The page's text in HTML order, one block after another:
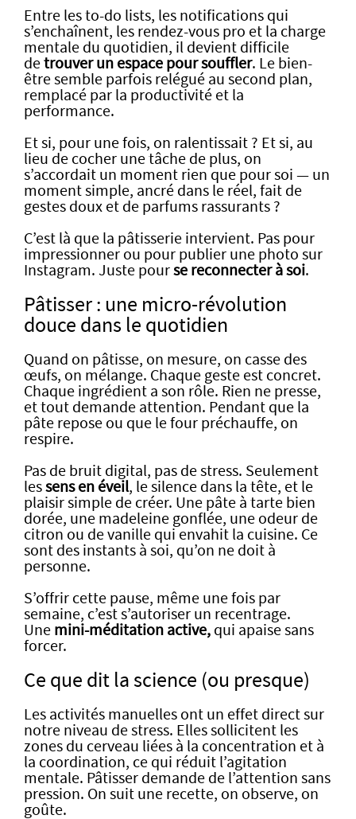
Entre les to-do lists, les notifications qui
s’enchaînent, les rendez-vous pro et la charge
mentale du quotidien, il devient difficile
de trouver un espace pour souffler. Le bien-
être semble parfois relégué au second plan,
remplacé par la productivité et la
performance.
Et si, pour une fois, on ralentissait ? Et si, au
lieu de cocher une tâche de plus, on
s’accordait un moment rien que pour soi — un
moment simple, ancré dans le réel, fait de
gestes doux et de parfums rassurants ?
C’est là que la pâtisserie intervient. Pas pour
impressionner ou pour publier une photo sur
Instagram. Juste pour se reconnecter à soi.
Pâtisser : une micro-révolution
douce dans le quotidien
Quand on pâtisse, on mesure, on casse des
œufs, on mélange. Chaque geste est concret.
Chaque ingrédient a son rôle. Rien ne presse,
et tout demande attention. Pendant que la
pâte repose ou que le four préchauffe, on
respire.
Pas de bruit digital, pas de stress. Seulement
les sens en éveil, le silence dans la tête, et le
plaisir simple de créer. Une pâte à tarte bien
dorée, une madeleine gonflée, une odeur de
citron ou de vanille qui envahit la cuisine. Ce
sont des instants à soi, qu’on ne doit à
personne.
S’offrir cette pause, même une fois par
semaine, c’est s’autoriser un recentrage.
Une mini-méditation active, qui apaise sans
forcer.
Ce que dit la science (ou presque)
Les activités manuelles ont un effet direct sur
notre niveau de stress. Elles sollicitent les
zones du cerveau liées à la concentration et à
la coordination, ce qui réduit l’agitation
mentale. Pâtisser demande de l’attention sans
pression. On suit une recette, on observe, on
goûte.